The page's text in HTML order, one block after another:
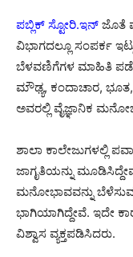
ಪಬ್ಲಿಕ್ ಸ್ಟೋರಿ.ಇನ್ ಜೊತೆ
ವಿಭಾಗದಲ್ಲೂ ಸಂಪರ್ಕ
ಬೆಳವಣಿಗೆಗಳ ಮಾಹಿತಿ
ಮೌಢ್ಯ, ಕಂದಾಚಾರ, ಭೂತ,
ಅವರಲ್ಲಿ ವೈಜ್ಞಾನಿಕ
ಶಾಲಾ ಕಾಲೇಜುಗಳಲ್ಲಿ
ಜಾಗೃತಿಯನ್ನು
ಮನೋಭಾವವನ್ನು
ಭಾಗಿಯಾಗಿದ್ದೇವೆ. ಇದೇ
ವಿಶ್ವಾಸ ವ್ಯಕ್ತಪಡಿಸಿದರು.